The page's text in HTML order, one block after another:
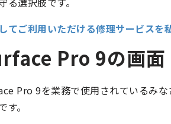
てご利用いただける修理サービスを
Pro 9の画面
Pro 9を業務で使用されているみ
す。